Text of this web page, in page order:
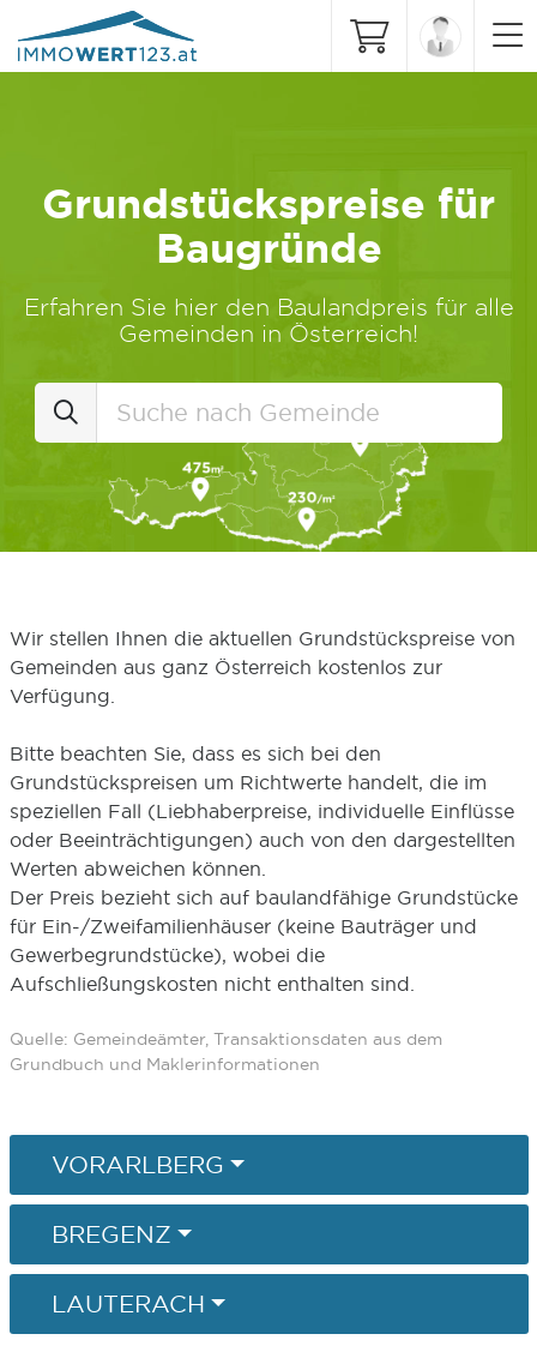
Grundstückspreise für
Baugründe
Erfahren Sie hier den Baulandpreis für alle
Gemeinden in Österreich!
Wir stellen Ihnen die aktuellen Grundstückspreise von
Gemeinden aus ganz Österreich kostenlos zur
Verfügung.
Bitte beachten Sie, dass es sich bei den
Grundstückspreisen um Richtwerte handelt, die im
speziellen Fall (Liebhaberpreise, individuelle Einflüsse
oder Beeinträchtigungen) auch von den dargestellten
Werten abweichen können.
Der Preis bezieht sich auf baulandfähige Grundstücke
für Ein-/Zweifamilienhäuser (keine Bauträger und
Gewerbegrundstücke), wobei die
Aufschließungskosten nicht enthalten sind.
Quelle: Gemeindeämter, Transaktionsdaten aus dem
Grundbuch und Maklerinformationen
VORARLBERG
BREGENZ
LAUTERACH